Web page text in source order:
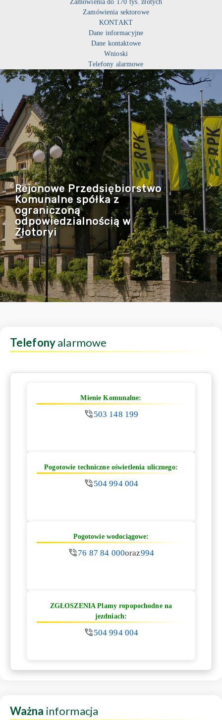
Zamówienia do 170 tys. złotych
Zamówienia sektorowe
KONTAKT
Dane informacyjne
Dane kontaktowe
Wnioski
Telefony alarmowe
Rejonowe Przedsiębiorstwo
Komunalne spółka z
ograniczoną
odpowiedzialnością w
Złotoryi
Telefonyalarmowe
Mienie Komunalne:
503 148 199
Pogotowie techniczne oświetlenia ulicznego:
504 994 004
Pogotowie wodociągowe:
76 87 84 000oraz994
ZGŁOSZENIA Plamy ropopochodne na
jezdniach:
504 994 004
Ważna informacja